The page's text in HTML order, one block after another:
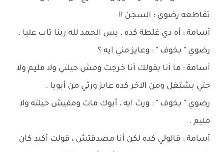
تقاطعه رضوي : السجن !!
أسامة : أه دي غلطة كده ، بس الحمد لله ربنا تاب عليا .
رضوي " بخوف " : وعايز مني ايه ؟
أسامة : ما أنا بقولك أنا خرجت ومش حيلتي ولا مليم ولا
حتي بشتغل ومن الاخر كده عايز ورثي من أبويا .
رضوي " بخوف " : ورث ايه ، أبوك مات ومفيش حيلته ولا
مليم .
أسامة : قالولي كده لكن أنا مصدقتش ، قولت أكيد كان